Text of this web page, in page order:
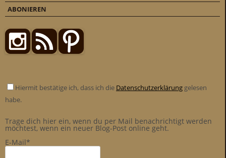
ABONIEREN
Hiermit bestätige ich, dass ich die Datenschutzerklärung gelesen
habe.
Trage dich hier ein, wenn du per Mail benachrichtigt werden
möchtest, wenn ein neuer Blog-Post online geht.
E-Mail*